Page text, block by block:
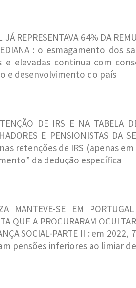
REPRESENTAVA 64% DA
: o esmagamento dos
elevadas continua com
e desenvolvimento do país
DE IRS E NA TABELA
E PENSIONISTAS DA
retenções de IRS (apenas
da dedução específica
MANTEVE-SE EM
QUE A PROCURARAM
SOCIAL-PARTE II : em 2022,
pensões inferiores ao limiar